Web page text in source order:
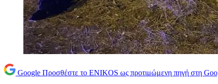
Google Προσθέστε το ENIKOS ως προτιμώμενη πηγή στη